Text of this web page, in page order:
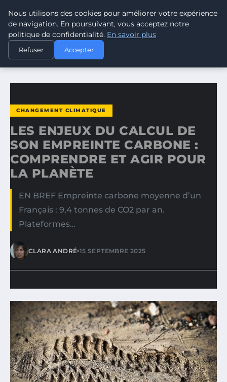
CLIMATE RESPONSE BLOG
ACCUEIL
CHANGEMENT CLIMATIQUE
LES ENJEUX DU CALCUL DE SON EMPREINTE CARBONE…
CHANGEMENT CLIMATIQUE
LES ENJEUX DU CALCUL DE
SON EMPREINTE CARBONE :
COMPRENDRE ET AGIR POUR
LA PLANÈTE
EN BREF Empreinte carbone moyenne d’un
Français : 9,4 tonnes de CO2 par an.
Plateformes…
CLARA ANDRÉ•15 SEPTEMBRE 2025
Nous utilisons des cookies pour améliorer votre expérience
de navigation. En poursuivant, vous acceptez notre
politique de confidentialité. En savoir plus
Refuser Accepter